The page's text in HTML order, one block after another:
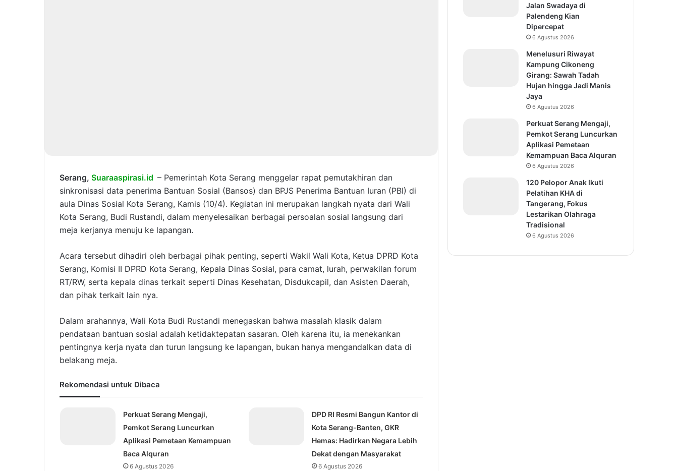
Serang, Suaraaspirasi.id – Pemerintah Kota Serang menggelar rapat pemutakhiran dan
sinkronisasi data penerima Bantuan Sosial (Bansos) dan BPJS Penerima Bantuan Iuran (PBI) di
aula Dinas Sosial Kota Serang, Kamis (10/4). Kegiatan ini merupakan langkah nyata dari Wali
Kota Serang, Budi Rustandi, dalam menyelesaikan berbagai persoalan sosial langsung dari
meja kerjanya menuju ke lapangan.
Acara tersebut dihadiri oleh berbagai pihak penting, seperti Wakil Wali Kota, Ketua DPRD Kota
Serang, Komisi II DPRD Kota Serang, Kepala Dinas Sosial, para camat, lurah, perwakilan forum
RT/RW, serta kepala dinas terkait seperti Dinas Kesehatan, Disdukcapil, dan Asisten Daerah,
dan pihak terkait lain nya.
Dalam arahannya, Wali Kota Budi Rustandi menegaskan bahwa masalah klasik dalam
pendataan bantuan sosial adalah ketidaktepatan sasaran. Oleh karena itu, ia menekankan
pentingnya kerja nyata dan turun langsung ke lapangan, bukan hanya mengandalkan data di
belakang meja.
Rekomendasi untuk Dibaca
Perkuat Serang Mengaji,
Pemkot Serang Luncurkan
Aplikasi Pemetaan Kemampuan
Baca Alquran
6 Agustus 2026
DPD RI Resmi Bangun Kantor di
Kota Serang-Banten, GKR
Hemas: Hadirkan Negara Lebih
Dekat dengan Masyarakat
6 Agustus 2026
Jalan Swadaya di
Palendeng Kian
Dipercepat
6 Agustus 2026
Menelusuri Riwayat
Kampung Cikoneng
Girang: Sawah Tadah
Hujan hingga Jadi Manis
Jaya
6 Agustus 2026
Perkuat Serang Mengaji,
Pemkot Serang Luncurkan
Aplikasi Pemetaan
Kemampuan Baca Alquran
6 Agustus 2026
120 Pelopor Anak Ikuti
Pelatihan KHA di
Tangerang, Fokus
Lestarikan Olahraga
Tradisional
6 Agustus 2026